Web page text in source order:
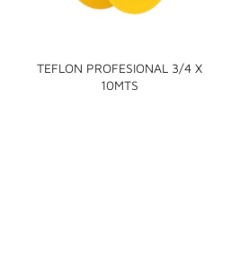
TEFLON PROFESIONAL 3/4 X
10MTS
